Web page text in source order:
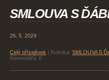
SMLOUVA S
26. 5. 2024
Celý příspěvek Rubrika: SMLOUVA S
Komentářů: 0